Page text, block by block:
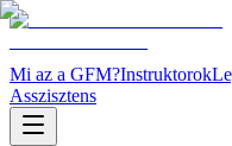
Mi az a GFM?Instruktorok
Asszisztens